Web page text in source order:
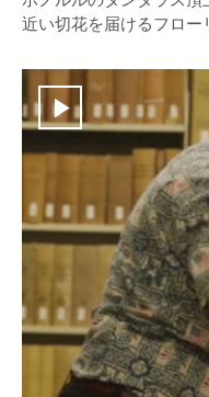
近い切花を届けるフロー